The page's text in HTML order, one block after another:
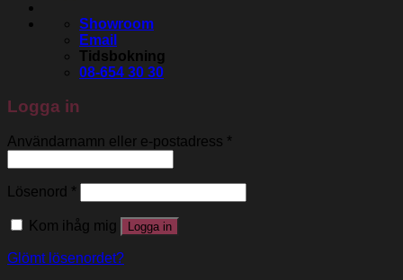
Showroom
Email
Tidsbokning
08-654 30 30
Logga in
Användarnamn eller e-postadress *
Lösenord *
Kom ihåg mig Logga in
Glömt lösenordet?